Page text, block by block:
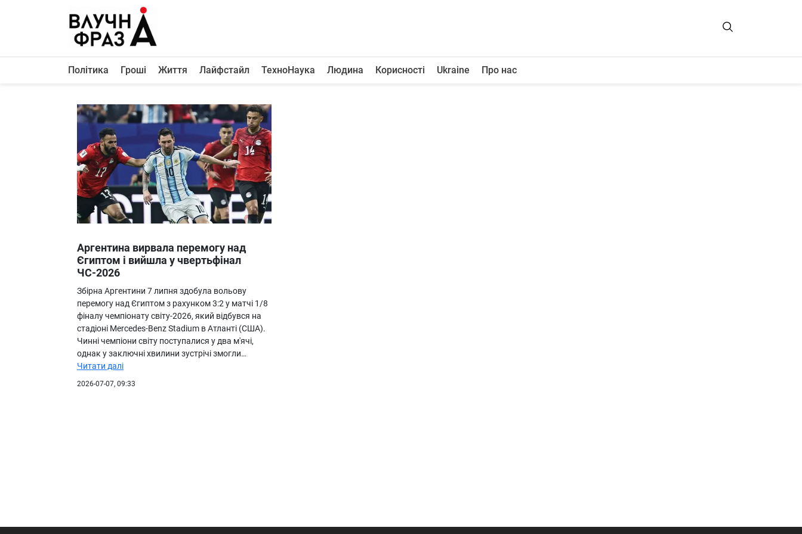
Політика
Життя
Лайфстайл
ТехноНаука
Людина
Корисності
Про нас
Політика Гроші Життя Лайфстайл ТехноНаука Людина Корисності Ukraine Про нас
Аргентина вирвала перемогу над
Єгиптом і вийшла у чвертьфінал
ЧС-2026
Збірна Аргентини 7 липня здобула вольову
перемогу над Єгиптом з рахунком 3:2 у матчі 1/8
фіналу чемпіонату світу-2026, який відбувся на
стадіоні Mercedes-Benz Stadium в Атланті (США).
Чинні чемпіони світу поступалися у два м'ячі,
однак у заключні хвилини зустрічі змогли…
Читати далі
2026-07-07, 09:33